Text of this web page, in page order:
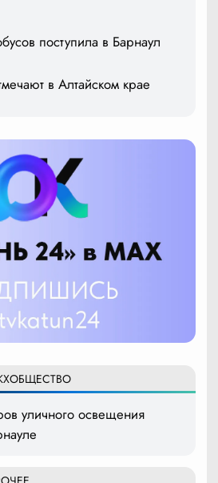
поступила в Барнаул
в Алтайском крае
ОБЩЕСТВО
уличного освещения